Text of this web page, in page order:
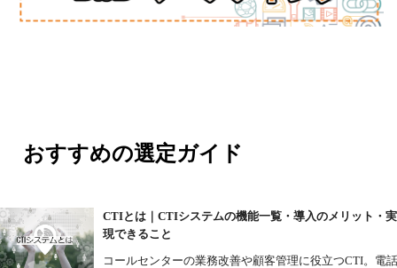
おすすめの選定ガイド
CTIとは｜CTIシステムの機能一覧・導入のメリット・実
現できること
コールセンターの業務改善や顧客管理に役立つCTI。電